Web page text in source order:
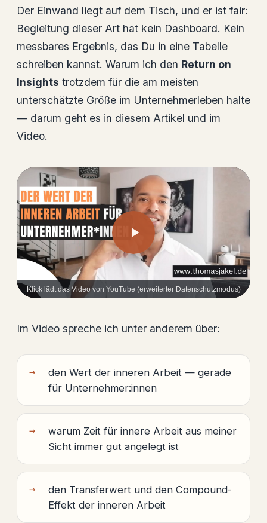
Der Einwand liegt auf dem Tisch, und er ist fair:
Begleitung dieser Art hat kein Dashboard. Kein
messbares Ergebnis, das Du in eine Tabelle
schreiben kannst. Warum ich den Return on
Insights trotzdem für die am meisten
unterschätzte Größe im Unternehmerleben halte
— darum geht es in diesem Artikel und im
Video.
Klick lädt das Video von YouTube (erweiterter Datenschutzmodus)
Im Video spreche ich unter anderem über:
den Wert der inneren Arbeit — gerade
für Unternehmer:innen
warum Zeit für innere Arbeit aus meiner
Sicht immer gut angelegt ist
den Transferwert und den Compound-
Effekt der inneren Arbeit